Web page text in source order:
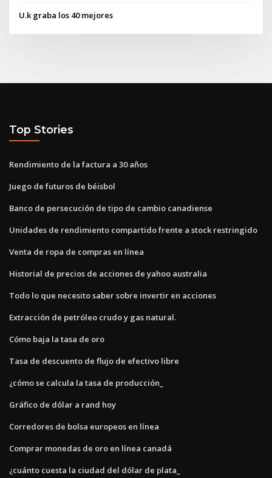
U.k graba los 40 mejores
Top Stories
Rendimiento de la factura a 30 años
Juego de futuros de béisbol
Banco de persecución de tipo de cambio canadiense
Unidades de rendimiento compartido frente a stock restringido
Venta de ropa de compras en línea
Historial de precios de acciones de yahoo australia
Todo lo que necesito saber sobre invertir en acciones
Extracción de petróleo crudo y gas natural.
Cómo baja la tasa de oro
Tasa de descuento de flujo de efectivo libre
¿cómo se calcula la tasa de producción_
Gráfico de dólar a rand hoy
Corredores de bolsa europeos en línea
Comprar monedas de oro en línea canadá
¿cuánto cuesta la ciudad del dólar de plata_